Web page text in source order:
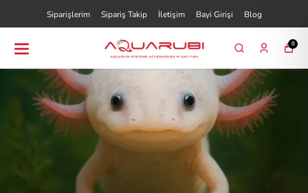
Siparişlerim Sipariş Takip İletişim Bayi Girişi Blog
0